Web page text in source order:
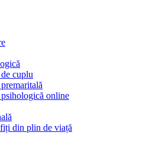
cuplu
online
din plin de viață